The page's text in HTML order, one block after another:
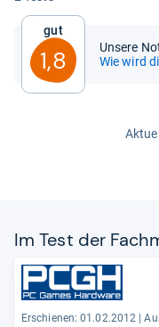
Gut
1,8
Unsere
Wie wird
Im Test der
Erschienen: 01.02.2012